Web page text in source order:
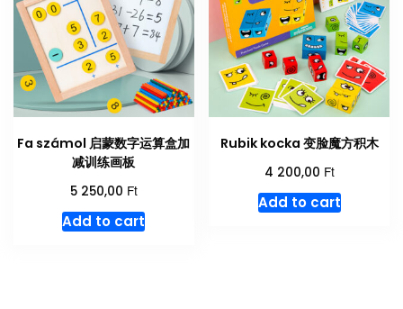
Fa számol 启蒙数字运算盒加
减训练画板
5 250,00 Ft
Add to cart
Rubik kocka 变脸魔方积木
4 200,00 Ft
Add to cart